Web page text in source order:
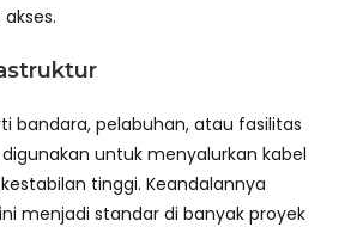
bandara, pelabuhan, atau fasilitas
untuk menyalurkan kabel
tinggi. Keandalannya
menjadi standar di banyak proyek